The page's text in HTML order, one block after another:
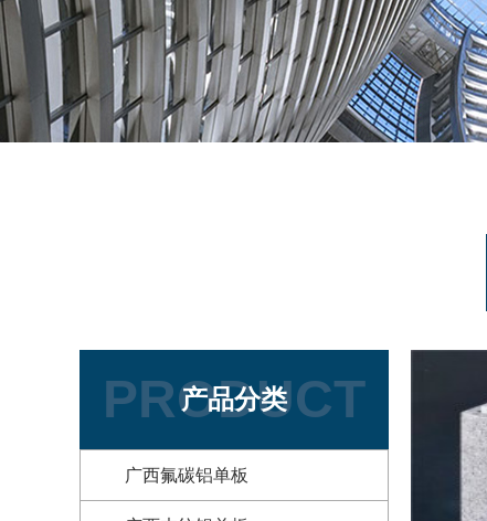
PRODUCT
产品分类
广西氟碳铝单板